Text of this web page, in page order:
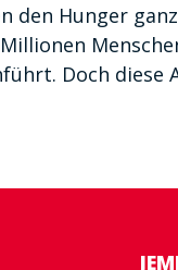
den Hunger
Doch